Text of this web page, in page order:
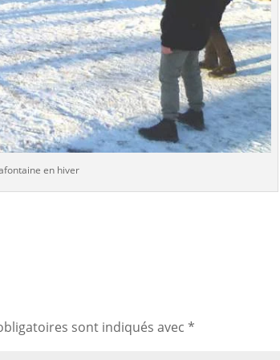
en hiver
sont indiqués avec*